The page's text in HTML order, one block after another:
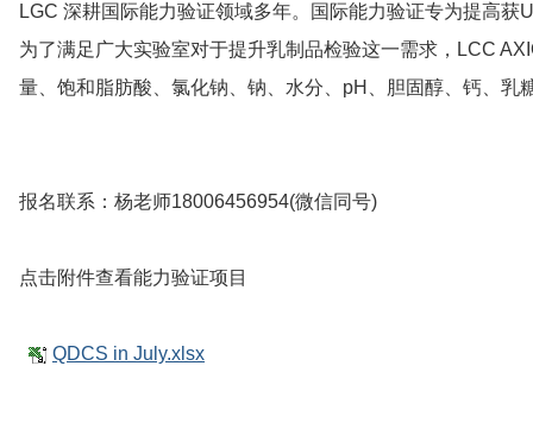
LGC 深耕国际能力验证领域多年。国际能力验证专为提高
为了满足广大实验室对于提升乳制品检验这一需求，LCC
量、饱和脂肪酸、氯化钠、钠、水分、pH、胆固醇、钙、乳
报名联系：杨老师18006456954(微信同号)
点击附件查看能力验证项目
QDCS in July.xlsx